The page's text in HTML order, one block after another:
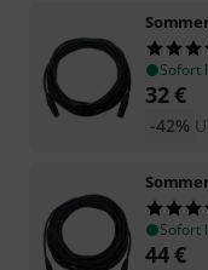
Sofort
32€
-42%
Sofort
44€